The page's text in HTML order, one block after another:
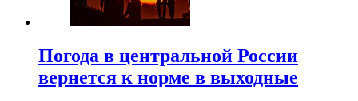
Погода в центральной России
вернется к норме в выходные